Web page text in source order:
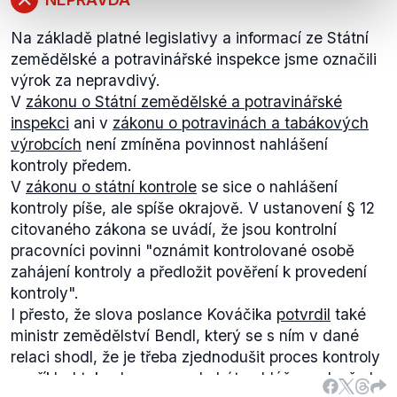
Na základě platné legislativy a informací ze Státní
zemědělské a potravinářské inspekce jsme označili
výrok za nepravdivý.
V zákonu o Státní zemědělské a potravinářské
inspekci ani v zákonu o potravinách a tabákových
výrobcích není zmíněna povinnost nahlášení
kontroly předem.
V zákonu o státní kontrole se sice o nahlášení
kontroly píše, ale spíše okrajově. V ustanovení § 12
citovaného zákona se uvádí, že jsou kontrolní
pracovníci povinni "oznámit kontrolované osobě
zahájení kontroly a předložit pověření k provedení
kontroly".
I přesto, že slova poslance Kováčika potvrdil také
ministr zemědělství Bendl, který se s ním v dané
relaci shodl, že je třeba zjednodušit proces kontroly
například tak, aby nemusely být nahlášeny dopředu,